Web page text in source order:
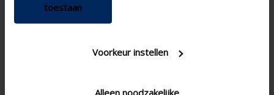
toestaan
Voorkeur instellen
Alleen noodzakelijke
Technical Specifications